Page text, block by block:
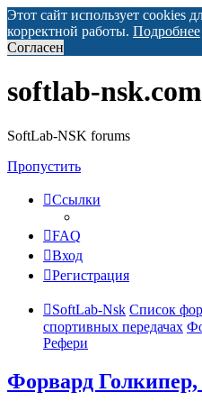
Этот сайт использует cookies
корректной работы. Подробнее
Согласен
softlab-nsk.com
SoftLab-NSK forums
Пропустить
Ссылки
FAQ
Вход
Регистрация
SoftLab-Nsk Список
спортивных передачах
Рефери
Форвард